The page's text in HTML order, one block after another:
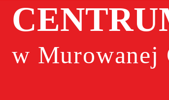
w Murowanej